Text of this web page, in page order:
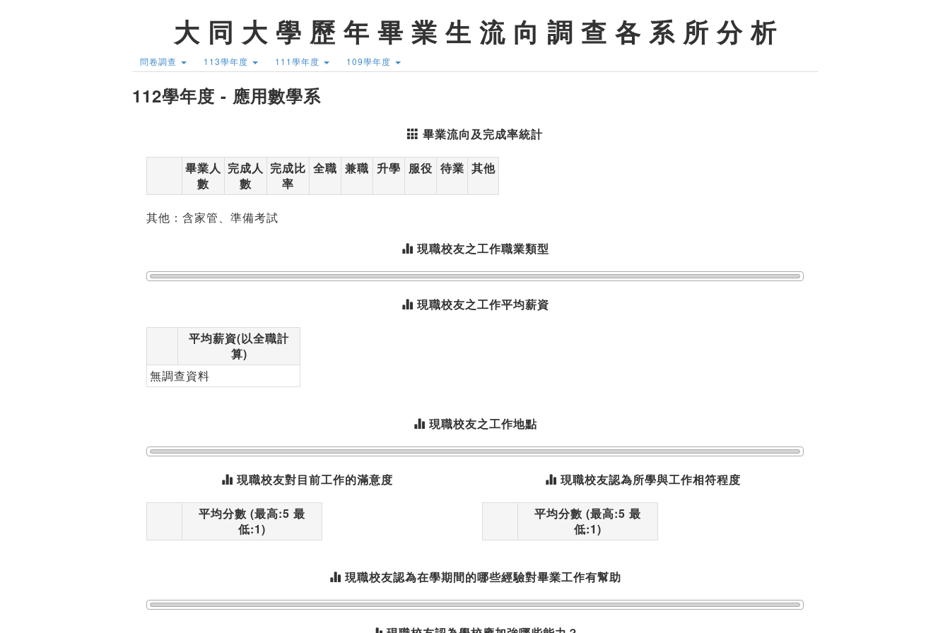
大 同 大 學 歷 年 畢 業 生 流 向 調 查 各 系 所 分 析
問卷調查 113學年度 111學年度 109學年度
112學年度 - 應用數學系
畢業流向及完成率統計
畢業人
數
完成人
數
完成比
率
全職 兼職 升學 服役 待業 其他
其他：含家管、準備考試
現職校友之工作職業類型
現職校友之工作平均薪資
平均薪資(以全職計
算)
無調查資料
現職校友之工作地點
現職校友對目前工作的滿意度 現職校友認為所學與工作相符程度
平均分數 (最高:5 最
低:1)
平均分數 (最高:5 最
低:1)
現職校友認為在學期間的哪些經驗對畢業工作有幫助